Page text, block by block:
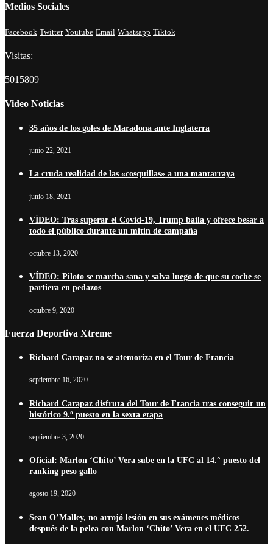
Medios Sociales
Facebook Twitter Youtube Email Whatsapp Tiktok
Visitas:
5015809
Video Noticias
35 años de los goles de Maradona ante Inglaterra
junio 22, 2021
La cruda realidad de las «cosquillas» a una mantarraya
junio 18, 2021
VÍDEO: Tras superar el Covid-19, Trump baila y ofrece besar a
todo el público durante un mitin de campaña
octubre 13, 2020
VÍDEO: Piloto se marcha sana y salva luego de que su coche se
partiera en pedazos
octubre 9, 2020
Fuerza Deportiva Xtreme
Richard Carapaz no se atemoriza en el Tour de Francia
septiembre 16, 2020
Richard Carapaz disfruta del Tour de Francia tras conseguir un
histórico 9.º puesto en la sexta etapa
septiembre 3, 2020
Oficial: Marlon ‘Chito’ Vera sube en la UFC al 14.° puesto del
ranking peso gallo
agosto 19, 2020
Sean O’Malley, no arrojó lesión en sus exámenes médicos
después de la pelea con Marlon ‘Chito’ Vera en el UFC 252.